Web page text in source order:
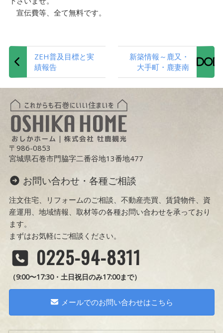
宣伝費等、全て無料です。
新築情報～鹿又・
大手町・鹿妻南
ZEH普及目標と実
績報告
〒986-0853
宮城県石巻市門脇字二番谷地13番地477
お問い合わせ・各種ご相談
注文住宅、リフォームのご相談、不動産売買、賃貸物件、資
産運用、地域情報、取材等の各種お問い合わせを承っており
ます。
まずはお気軽にご相談ください。
0225-94-8311
（9:00〜17:30・土日祝日のみ17:00まで）
メールでのお問い合わせはこちら